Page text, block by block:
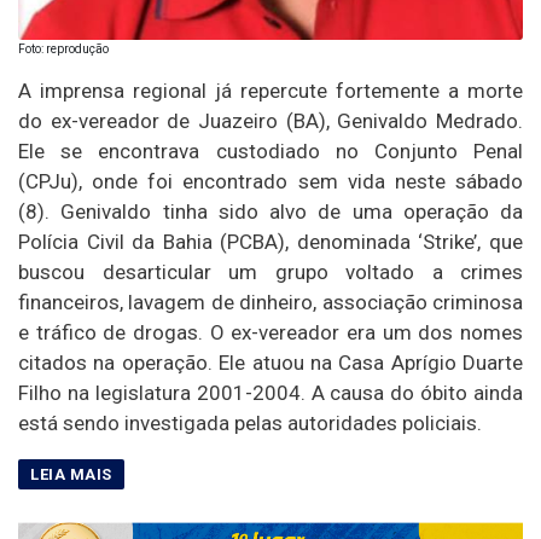
Foto: reprodução
A imprensa regional já repercute fortemente a morte
do ex-vereador de Juazeiro (BA), Genivaldo Medrado.
Ele se encontrava custodiado no Conjunto Penal
(CPJu), onde foi encontrado sem vida neste sábado
(8). Genivaldo tinha sido alvo de uma operação da
Polícia Civil da Bahia (PCBA), denominada ‘Strike’, que
buscou desarticular um grupo voltado a crimes
financeiros, lavagem de dinheiro, associação criminosa
e tráfico de drogas. O ex-vereador era um dos nomes
citados na operação. Ele atuou na Casa Aprígio Duarte
Filho na legislatura 2001-2004. A causa do óbito ainda
está sendo investigada pelas autoridades policiais.